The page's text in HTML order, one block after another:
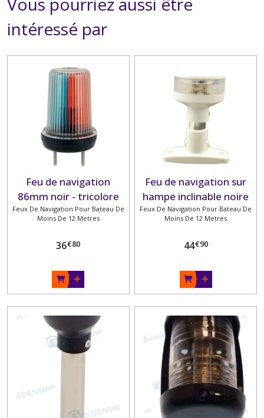
intéressé par
Feu de navigation
86mm noir - tricolore
étanche + 2 vis
Feux De Navigation Pour Bateau De
Moins De 12 Metres
36€80
Feu de navigation sur
hampe inclinable noire
360°
Feux De Navigation Pour Bateau De
Moins De 12 Metres
44€90